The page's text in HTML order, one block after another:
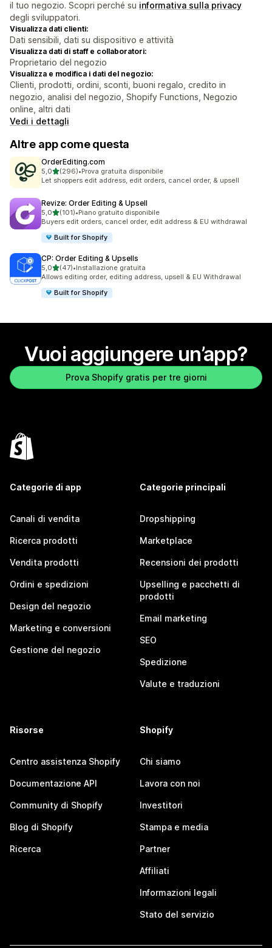
il tuo negozio. Scopri perché su informativa sulla privacy
degli sviluppatori.
Visualizza dati clienti:
Dati sensibili, dati su dispositivo e attività
Visualizza dati di staff e collaboratori:
Proprietario del negozio
Visualizza e modifica i dati del negozio:
Clienti, prodotti, ordini, sconti, buoni regalo, credito in
negozio, analisi del negozio, Shopify Functions, Negozio
online, altri dati
Vedi i dettagli
Altre app come questa
OrderEditing.com
5,0stelle su 5
(296)
296 recensioni totali
•Prova gratuita disponibile
Let shoppers edit address, edit orders, cancel order, & upsell
Revize: Order Editing & Upsell
5,0stelle su 5
(101)
101 recensioni totali
•Piano gratuito disponibile
Buyers edit orders, cancel order, edit address & EU withdrawal
Built for Shopify
CP: Order Editing & Upsells
5,0stelle su 5
(47)
47 recensioni totali
•Installazione gratuita
Allows editing order, editing address, upsell & EU Withdrawal
Built for Shopify
Vuoi aggiungere un’app?
Prova Shopify gratis per tre giorni
Categorie di app
Canali di vendita
Ricerca prodotti
Vendita prodotti
Ordini e spedizioni
Design del negozio
Marketing e conversioni
Gestione del negozio
Categorie principali
Dropshipping
Marketplace
Recensioni dei prodotti
Upselling e pacchetti di
prodotti
Email marketing
SEO
Spedizione
Valute e traduzioni
Risorse
Centro assistenza Shopify
Documentazione API
Community di Shopify
Blog di Shopify
Ricerca
Shopify
Chi siamo
Lavora con noi
Investitori
Stampa e media
Partner
Affiliati
Informazioni legali
Stato del servizio